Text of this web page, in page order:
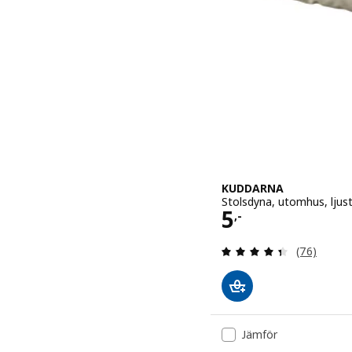
KUDDARNA
Stolsdyna, utomhus,
5,-
Pris 5,-
(76)
Jämför